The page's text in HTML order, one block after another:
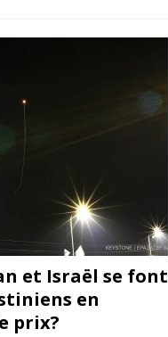
et Israël se font
en
prix?